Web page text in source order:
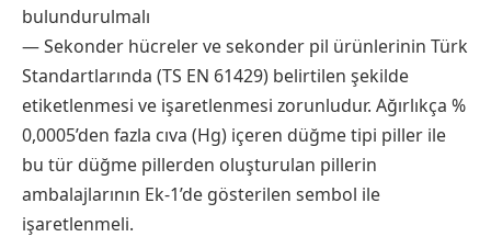
bulundurulmalı
— Sekonder hücreler ve sekonder pil ürünlerinin Türk
Standartlarında (TS EN 61429) belirtilen şekilde
etiketlenmesi ve işaretlenmesi zorunludur. Ağırlıkça %
0,0005’den fazla cıva (Hg) içeren düğme tipi piller ile
bu tür düğme pillerden oluşturulan pillerin
ambalajlarının Ek-1’de gösterilen sembol ile
işaretlenmeli.